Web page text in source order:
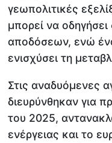
γεωπολιτικές
μπορεί να
αποδόσεων, ενώ
ενισχύσει τη
Στις αναδυόμενες
διευρύνθηκαν για
του 2025,
ενέργειας και το